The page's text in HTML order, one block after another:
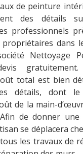
de peinture
des détails
professionnels
dans
Nettoyage
total est bien
détails, dont
de la main-
de donner une
se déplacera
les travaux de